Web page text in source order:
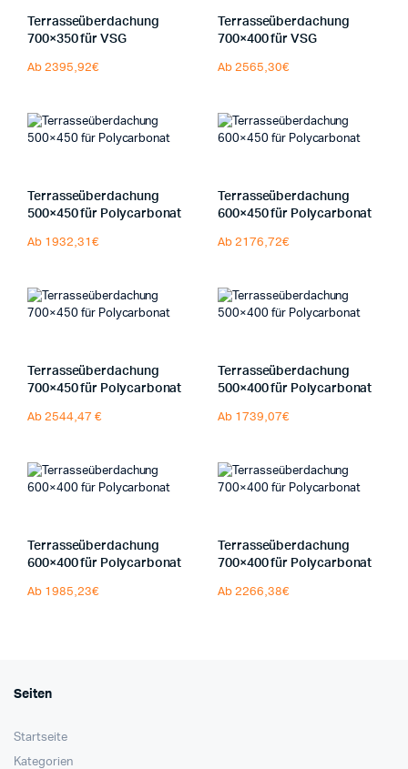
Terrasseüberdachung
700×350 für VSG
Ab 2395,92€
Terrasseüberdachung
700×400 für VSG
Ab 2565,30€
Terrasseüberdachung
500×450 für Polycarbonat
Ab 1932,31€
Terrasseüberdachung
600×450 für Polycarbonat
Ab 2176,72€
Terrasseüberdachung
700×450 für Polycarbonat
Ab 2544,47 €
Terrasseüberdachung
500×400 für Polycarbonat
Ab 1739,07€
Terrasseüberdachung
600×400 für Polycarbonat
Ab 1985,23€
Terrasseüberdachung
700×400 für Polycarbonat
Ab 2266,38€
Seiten
Startseite
Kategorien